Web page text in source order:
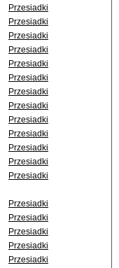
Przesiadki
Przesiadki
Przesiadki
Przesiadki
Przesiadki
Przesiadki
Przesiadki
Przesiadki
Przesiadki
Przesiadki
Przesiadki
Przesiadki
Przesiadki
Przesiadki
Przesiadki
Przesiadki
Przesiadki
Przesiadki